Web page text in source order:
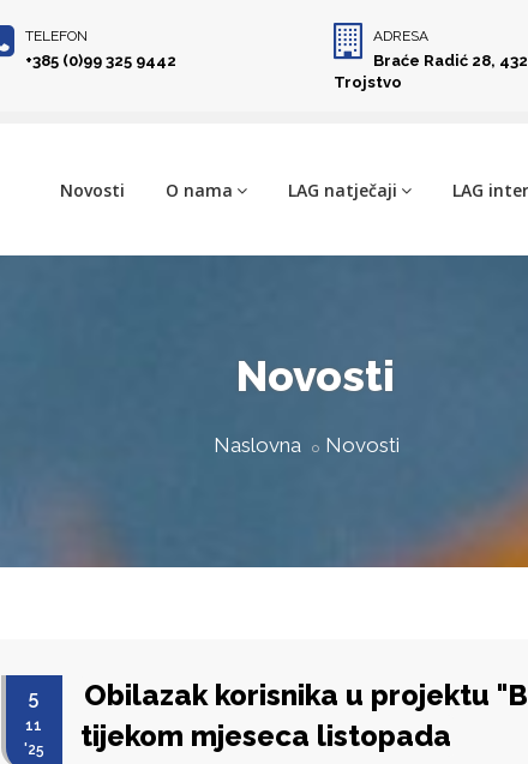
TELEFON
+385 (0)99 325 9442
ADRESA
Braće Radić 28,
Trojstvo
Novosti O nama LAG natječaji LAG
Novosti
Naslovna Novosti
5
11
'25
Obilazak korisnika u projektu
tijekom mjeseca listopada